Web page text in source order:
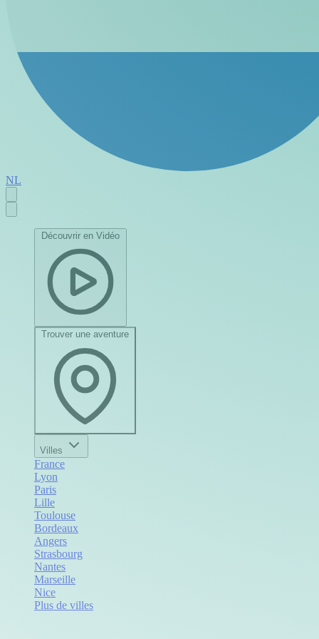
NL
Découvrir en Vidéo
Trouver une aventure
Villes
France
Lyon
Paris
Lille
Toulouse
Bordeaux
Angers
Strasbourg
Nantes
Marseille
Nice
Plus de villes